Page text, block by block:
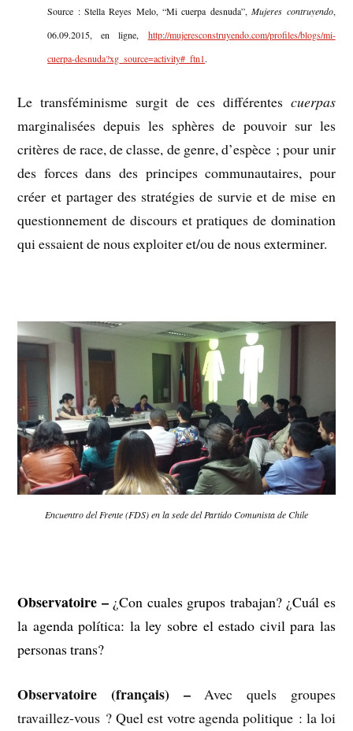
Source : Stella Reyes Melo, “Mi cuerpa desnuda”,Mujeres contruyendo,
06.09.2015, en ligne, http://mujeresconstruyendo.com/profiles/blogs/mi-
cuerpa-desnuda?xg_source=activity#_ftn1.
Le transféminisme surgit de ces différentes cuerpas
marginalisées depuis les sphères de pouvoir sur les
critères de race, de classe, de genre, d’espèce ; pour unir
des forces dans des principes communautaires, pour
créer et partager des stratégies de survie et de mise en
questionnement de discours et pratiques de domination
qui essaient de nous exploiter et/ou de nous exterminer.
Encuentro del Frente (FDS) en la sede del Partido Comunista de Chile
Observatoire –¿Con cuales grupos trabajan? ¿Cuál es
la agenda política: la ley sobre el estado civil para las
personas trans?
Observatoire (français) –Avec quels groupes
travaillez-vous ? Quel est votre agenda politique : la loi